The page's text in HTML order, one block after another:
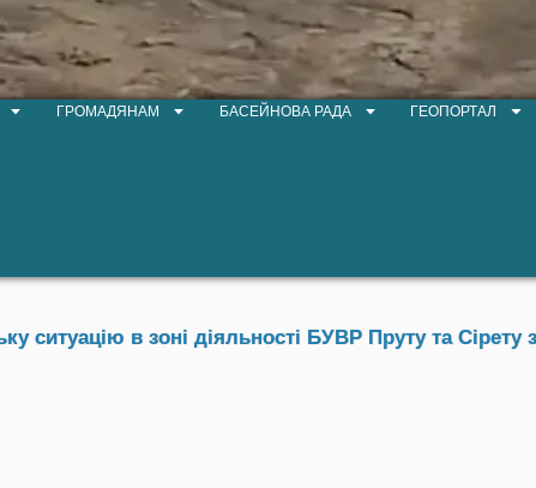
ГРОМАДЯНАМ БАСЕЙНОВА РАДА ГЕОПОРТАЛ
ситуацію в зоні діяльності БУВР Пруту та Сірету